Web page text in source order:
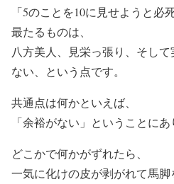
「5のことを10に見せようと必
最たるものは、
八方美人、見栄っ張り、そし
ない、という点です。
共通点は何かといえば、
「余裕がない」ということにあ
どこかで何かがずれたら、
一気に化けの皮が剥がれて馬